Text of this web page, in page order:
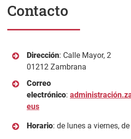
Contacto
Dirección: Calle Mayor, 2
01212 Zambrana
Correo
electrónico:
eus
Horario: de lunes a viernes,